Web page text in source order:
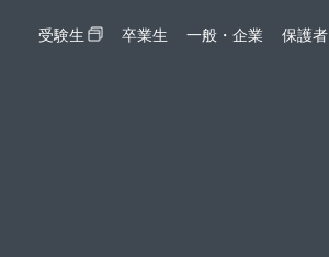
受験生 卒業生 一般・企業 保護者